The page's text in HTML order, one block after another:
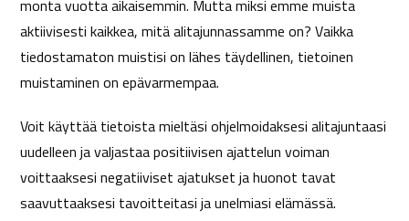
monta vuotta aikaisemmin. Mutta miksi emme muista
aktiivisesti kaikkea, mitä alitajunnassamme on? Vaikka
tiedostamaton muistisi on lähes täydellinen, tietoinen
muistaminen on epävarmempaa.
Voit käyttää tietoista mieltäsi ohjelmoidaksesi alitajuntaasi
uudelleen ja valjastaa positiivisen ajattelun voiman
voittaaksesi negatiiviset ajatukset ja huonot tavat
saavuttaaksesi tavoitteitasi ja unelmiasi elämässä.